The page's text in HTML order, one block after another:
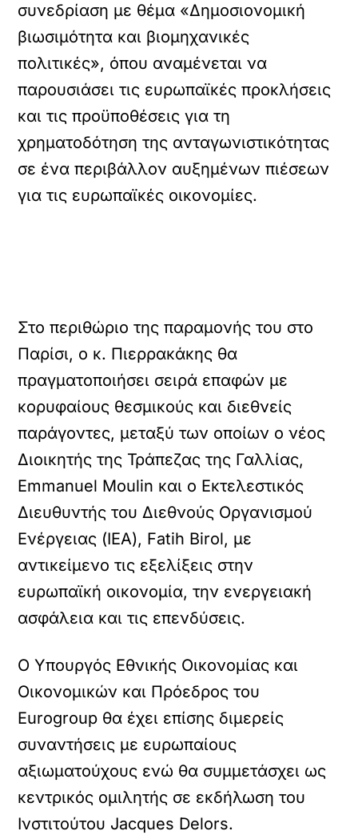
συνεδρίαση με θέμα «Δημοσιονομική
βιωσιμότητα και βιομηχανικές
πολιτικές», όπου αναμένεται να
παρουσιάσει τις ευρωπαϊκές προκλήσεις
και τις προϋποθέσεις για τη
χρηματοδότηση της ανταγωνιστικότητας
σε ένα περιβάλλον αυξημένων πιέσεων
για τις ευρωπαϊκές οικονομίες.
Στο περιθώριο της παραμονής του στο
Παρίσι, ο κ. Πιερρακάκης θα
πραγματοποιήσει σειρά επαφών με
κορυφαίους θεσμικούς και διεθνείς
παράγοντες, μεταξύ των οποίων ο νέος
Διοικητής της Τράπεζας της Γαλλίας,
Emmanuel Moulin και ο Εκτελεστικός
Διευθυντής του Διεθνούς Οργανισμού
Ενέργειας (IEA), Fatih Birol, με
αντικείμενο τις εξελίξεις στην
ευρωπαϊκή οικονομία, την ενεργειακή
ασφάλεια και τις επενδύσεις.
Ο Υπουργός Εθνικής Οικονομίας και
Οικονομικών και Πρόεδρος του
Eurogroup θα έχει επίσης διμερείς
συναντήσεις με ευρωπαίους
αξιωματούχους ενώ θα συμμετάσχει ως
κεντρικός ομιλητής σε εκδήλωση του
Ινστιτούτου Jacques Delors.